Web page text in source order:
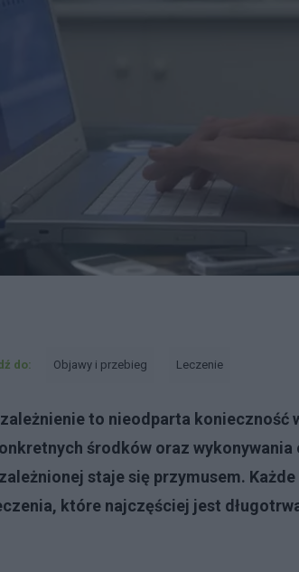
do: Objawy i przebieg Leczenie
to nieodparta konieczność
środków oraz
staje się przymusem.
które najczęściej jest